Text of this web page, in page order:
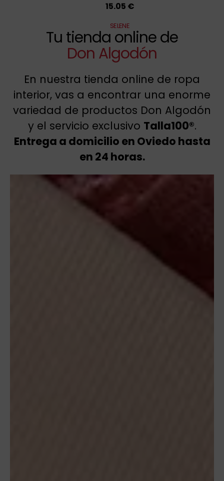
15.05 €
SELENE
Tu tienda online de
Don Algodón
En nuestra tienda online de ropa
interior, vas a encontrar una enorme
variedad de productos Don Algodón
y el servicio exclusivo Talla100®.
Entrega a domicilio en Oviedo hasta
en 24 horas.